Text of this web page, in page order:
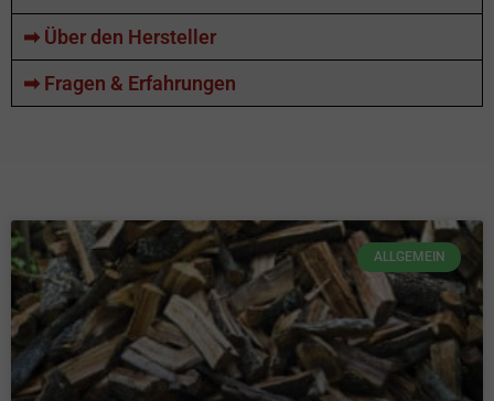
➡ Über den Hersteller
➡ Fragen & Erfahrungen
ALLGEMEIN